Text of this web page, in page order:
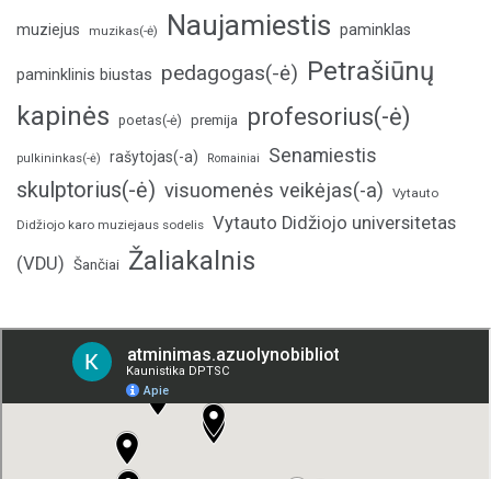
muziejus muzikas(-ė) Naujamiestis paminklas
paminklinis biustas pedagogas(-ė) Petrašiūnų
kapinės poetas(-ė) premija profesorius(-ė)
pulkininkas(-ė) rašytojas(-a) Romainiai Senamiestis
skulptorius(-ė) visuomenės veikėjas(-a) Vytauto
Didžiojo karo muziejaus sodelis Vytauto Didžiojo universitetas
(VDU) Šančiai Žaliakalnis